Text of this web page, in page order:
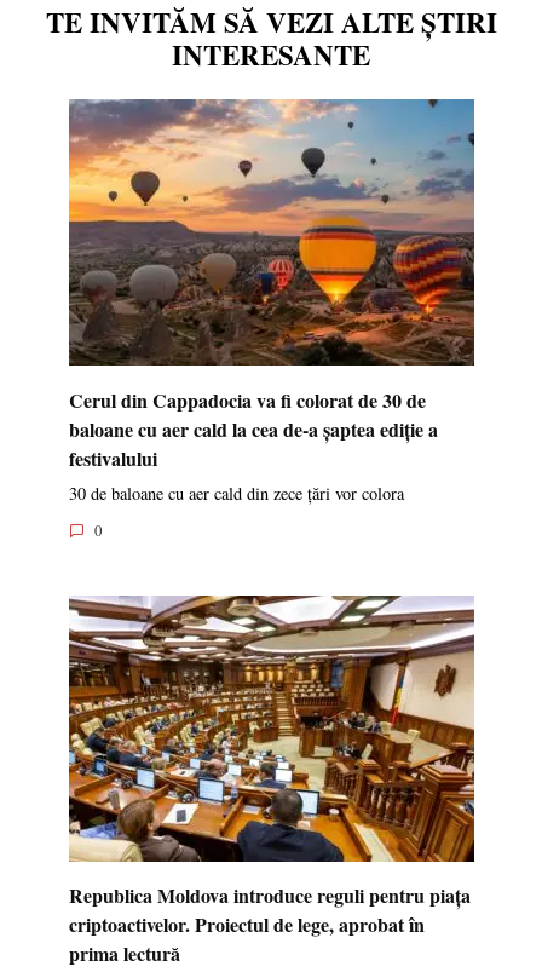
TE INVITĂM SĂ VEZI ALTE ȘTIRI
INTERESANTE
Cerul din Cappadocia va fi colorat de 30 de
baloane cu aer cald la cea de-a șaptea ediție a
festivalului
30 de baloane cu aer cald din zece țări vor colora
0
Republica Moldova introduce reguli pentru piața
criptoactivelor. Proiectul de lege, aprobat în
prima lectură